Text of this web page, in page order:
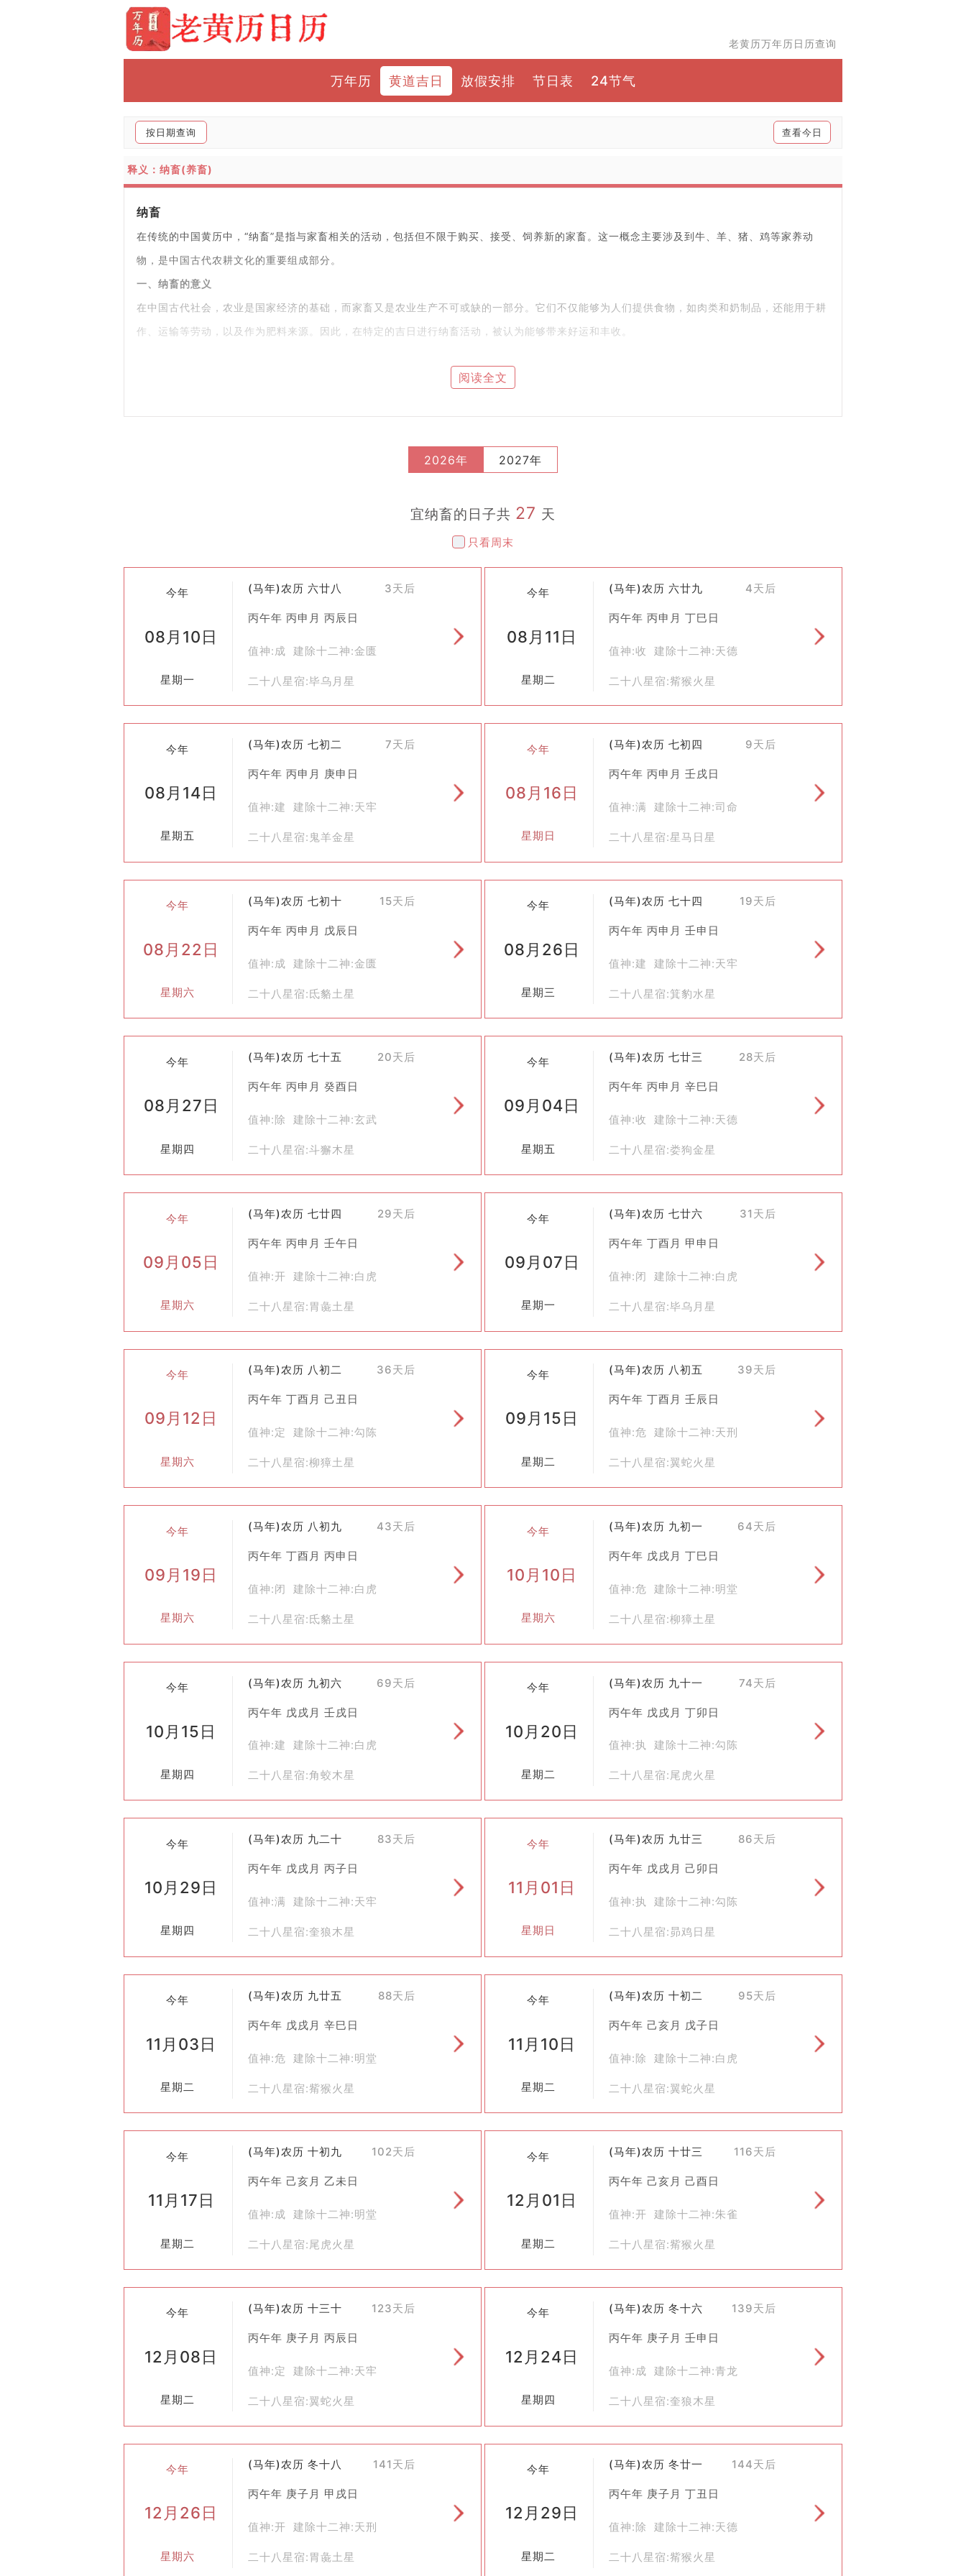
老黄历万年历日历查询
万年历 黄道吉日 放假安排 节日表 24节气
按日期查询 查看今日
释义：纳畜(养畜)
纳畜
在传统的中国黄历中，“纳畜”是指与家畜相关的活动，包括但不限于购买、接受、饲养新的家畜。这一概念主要涉及到牛、羊、猪、鸡等家养动
物，是中国古代农耕文化的重要组成部分。
一、纳畜的意义
在中国古代社会，农业是国家经济的基础，而家畜又是农业生产不可或缺的一部分。它们不仅能够为人们提供食物，如肉类和奶制品，还能用于耕
作、运输等劳动，以及作为肥料来源。因此，在特定的吉日进行纳畜活动，被认为能够带来好运和丰收。
“纳畜”的传统可以追溯到先秦时期，当时人们已经开始注重选择合适的时机来进行重要的生产活动。到了汉代，《礼记》等文献中便有了关于择吉
：根据黄历，不同的日子有着不同的宜忌事项。选择一个适宜纳畜的日子被认为是至关重要的。通常认为，在吉日进行纳畜能给家庭带来
：部分地区或家庭可能会举行简单的仪式，以祈求家畜健康、繁殖顺利。这可能包括向天地神灵祈祷、焚烧香烛等传统做法。
：成功纳畜后，还需要持续关注新加入的家庭成员，确保它们适应良好，并给予适当的照顾。
四、现代意义
尽管现代社会中很多人不再直接从事农业生产，但“纳畜”的概念依然有其现实意义。它提醒我们重视与自然和谐共处的重要性，同时也象征着对于
新生事物的接纳和对未来美好生活的期望。在当今社会，“纳畜”可以被引申理解为迎接新生命的到来、增添家庭成员或开始一项新事业等积极变
化。
来，促进人与自然之间的和谐共生。
阅读全文
2026年 2027年
宜纳畜的日子共 27 天
只看周末
今年
08月10日
星期一
(马年)农历 六廿八 3天后
丙午年 丙申月 丙辰日
值神:成 建除十二神:金匮
二十八星宿:毕乌月星
今年
08月11日
星期二
(马年)农历 六廿九 4天后
丙午年 丙申月 丁巳日
值神:收 建除十二神:天德
二十八星宿:觜猴火星
今年
08月14日
星期五
(马年)农历 七初二 7天后
丙午年 丙申月 庚申日
值神:建 建除十二神:天牢
二十八星宿:鬼羊金星
今年
08月16日
星期日
(马年)农历 七初四 9天后
丙午年 丙申月 壬戌日
值神:满 建除十二神:司命
二十八星宿:星马日星
今年
08月22日
星期六
(马年)农历 七初十 15天后
丙午年 丙申月 戊辰日
值神:成 建除十二神:金匮
二十八星宿:氐貉土星
今年
08月26日
星期三
(马年)农历 七十四 19天后
丙午年 丙申月 壬申日
值神:建 建除十二神:天牢
二十八星宿:箕豹水星
今年
08月27日
星期四
(马年)农历 七十五 20天后
丙午年 丙申月 癸酉日
值神:除 建除十二神:玄武
二十八星宿:斗獬木星
今年
09月04日
星期五
(马年)农历 七廿三 28天后
丙午年 丙申月 辛巳日
值神:收 建除十二神:天德
二十八星宿:娄狗金星
今年
09月05日
星期六
(马年)农历 七廿四 29天后
丙午年 丙申月 壬午日
值神:开 建除十二神:白虎
二十八星宿:胃彘土星
今年
09月07日
星期一
(马年)农历 七廿六 31天后
丙午年 丁酉月 甲申日
值神:闭 建除十二神:白虎
二十八星宿:毕乌月星
今年
09月12日
星期六
(马年)农历 八初二 36天后
丙午年 丁酉月 己丑日
值神:定 建除十二神:勾陈
二十八星宿:柳獐土星
今年
09月15日
星期二
(马年)农历 八初五 39天后
丙午年 丁酉月 壬辰日
值神:危 建除十二神:天刑
二十八星宿:翼蛇火星
今年
09月19日
星期六
(马年)农历 八初九 43天后
丙午年 丁酉月 丙申日
值神:闭 建除十二神:白虎
二十八星宿:氐貉土星
今年
10月10日
星期六
(马年)农历 九初一 64天后
丙午年 戊戌月 丁巳日
值神:危 建除十二神:明堂
二十八星宿:柳獐土星
今年
10月15日
星期四
(马年)农历 九初六 69天后
丙午年 戊戌月 壬戌日
值神:建 建除十二神:白虎
二十八星宿:角蛟木星
今年
10月20日
星期二
(马年)农历 九十一 74天后
丙午年 戊戌月 丁卯日
值神:执 建除十二神:勾陈
二十八星宿:尾虎火星
今年
10月29日
星期四
(马年)农历 九二十 83天后
丙午年 戊戌月 丙子日
值神:满 建除十二神:天牢
二十八星宿:奎狼木星
今年
11月01日
星期日
(马年)农历 九廿三 86天后
丙午年 戊戌月 己卯日
值神:执 建除十二神:勾陈
二十八星宿:昴鸡日星
今年
11月03日
星期二
(马年)农历 九廿五 88天后
丙午年 戊戌月 辛巳日
值神:危 建除十二神:明堂
二十八星宿:觜猴火星
今年
11月10日
星期二
(马年)农历 十初二 95天后
丙午年 己亥月 戊子日
值神:除 建除十二神:白虎
二十八星宿:翼蛇火星
今年
11月17日
星期二
(马年)农历 十初九 102天后
丙午年 己亥月 乙未日
值神:成 建除十二神:明堂
二十八星宿:尾虎火星
今年
12月01日
星期二
(马年)农历 十廿三 116天后
丙午年 己亥月 己酉日
值神:开 建除十二神:朱雀
二十八星宿:觜猴火星
今年
12月08日
星期二
(马年)农历 十三十 123天后
丙午年 庚子月 丙辰日
值神:定 建除十二神:天牢
二十八星宿:翼蛇火星
今年
12月24日
星期四
(马年)农历 冬十六 139天后
丙午年 庚子月 壬申日
值神:成 建除十二神:青龙
二十八星宿:奎狼木星
今年
12月26日
星期六
(马年)农历 冬十八 141天后
丙午年 庚子月 甲戌日
值神:开 建除十二神:天刑
二十八星宿:胃彘土星
今年
12月29日
星期二
(马年)农历 冬廿一 144天后
丙午年 庚子月 丁丑日
值神:除 建除十二神:天德
二十八星宿:觜猴火星